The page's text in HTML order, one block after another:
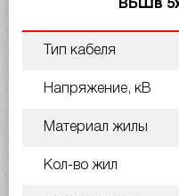
ВБШв
Тип кабеля
Напряжение, кВ
Материал жилы
Кол-во жил